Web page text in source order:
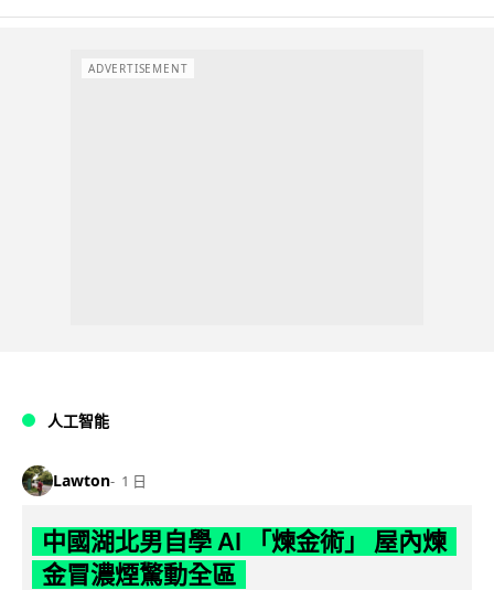
ADVERTISEMENT
人工智能
Lawton 1 日
中國湖北男自學 AI 「煉金術」 屋內煉
金冒濃煙驚動全區